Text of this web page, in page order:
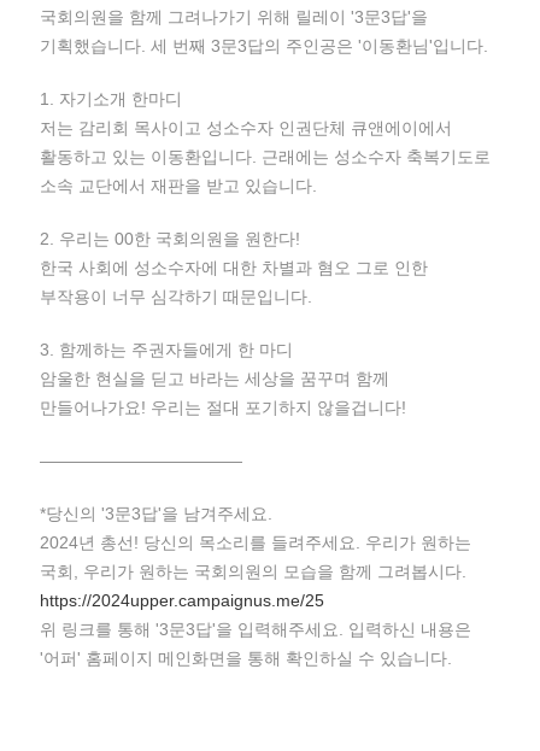
국회의원을 함께 그려나가기 위해 릴레이 '3문3답'을
기획했습니다. 세 번째 3문3답의 주인공은 '이동환님'입니다.
1. 자기소개 한마디
저는 감리회 목사이고 성소수자 인권단체 큐앤에이에서
활동하고 있는 이동환입니다. 근래에는 성소수자 축복기도로
소속 교단에서 재판을 받고 있습니다.
2. 우리는 00한 국회의원을 원한다!
한국 사회에 성소수자에 대한 차별과 혐오 그로 인한
부작용이 너무 심각하기 때문입니다.
3. 함께하는 주권자들에게 한 마디
암울한 현실을 딛고 바라는 세상을 꿈꾸며 함께
만들어나가요! 우리는 절대 포기하지 않을겁니다!
————————————
*당신의 '3문3답'을 남겨주세요.
2024년 총선! 당신의 목소리를 들려주세요. 우리가 원하는
국회, 우리가 원하는 국회의원의 모습을 함께 그려봅시다.
https://2024upper.campaignus.me/25
위 링크를 통해 '3문3답'을 입력해주세요. 입력하신 내용은
'어퍼' 홈페이지 메인화면을 통해 확인하실 수 있습니다.